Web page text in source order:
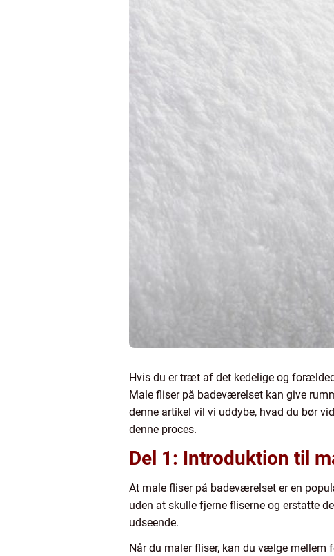
Hvis du er træt af det kedelige og
Male fliser på badeværelset kan give
denne artikel vil vi uddybe, hvad du bør
denne proces.
Del 1: Introduktion til
At male fliser på badeværelset er en
uden at skulle fjerne fliserne og erstatte
udseende.
Når du maler fliser, kan du vælge